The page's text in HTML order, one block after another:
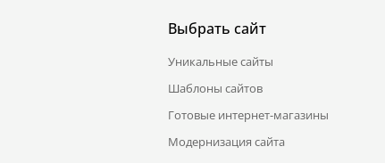
Выбрать сайт
Уникальные сайты
Шаблоны сайтов
Готовые интернет-магазины
Модернизация сайта